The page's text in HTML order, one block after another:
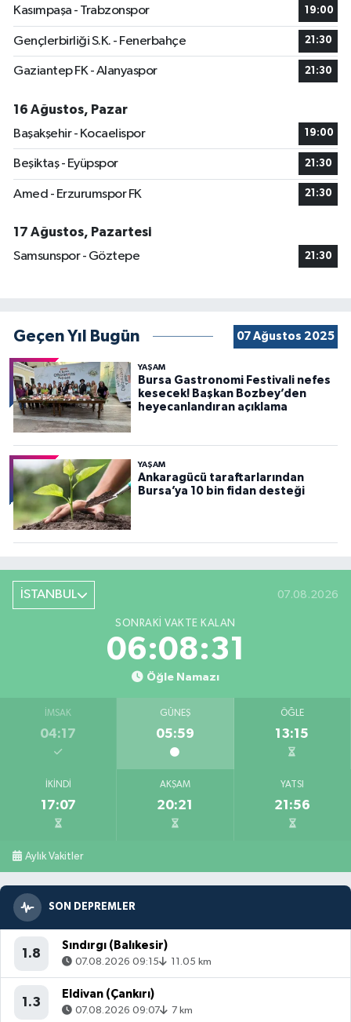
Kasımpaşa - Trabzonspor 19:00
Gençlerbirliği S.K. - Fenerbahçe 21:30
Gaziantep FK - Alanyaspor 21:30
16 Ağustos, Pazar
Başakşehir - Kocaelispor
19:00
Beşiktaş - Eyüpspor 21:30
Amed - Erzurumspor FK 21:30
17 Ağustos, Pazartesi
Samsunspor - Göztepe
21:30
Geçen Yıl Bugün 07 Ağustos 2025
YAŞAM
Bursa Gastronomi Festivali nefes
kesecek! Başkan Bozbey’den
heyecanlandıran açıklama
YAŞAM
Ankaragücü taraftarlarından
Bursa’ya 10 bin fidan desteği
İSTANBUL 07.08.2026
SONRAKI VAKTE KALAN
06:08:30
Öğle Namazı
İMSAK
04:17
GÜNEŞ
05:59
ÖĞLE
13:15
İKINDI
17:07
AKŞAM
20:21
YATSI
21:56
Aylık Vakitler
SON DEPREMLER
1.8
Sındırgı (Balıkesir)
07.08.2026 09:15 11.05 km
1.3
Eldivan (Çankırı)
07.08.2026 09:07 7 km